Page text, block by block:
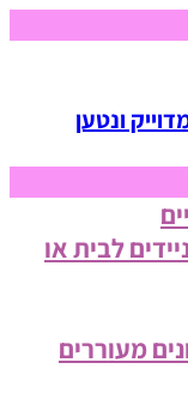
ונטען
לבית או
מעוררים